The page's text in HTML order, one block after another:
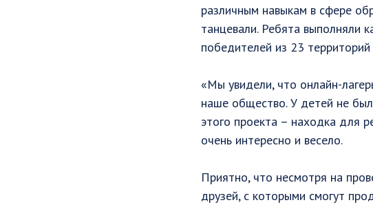
различным навыкам в сфере
танцевали. Ребята выполняли
победителей из 23
«Мы увидели, что онлайн-
наше общество. У детей не
этого проекта – находка для
очень интересно и весело.
Приятно, что несмотря на
друзей, с которыми смогут